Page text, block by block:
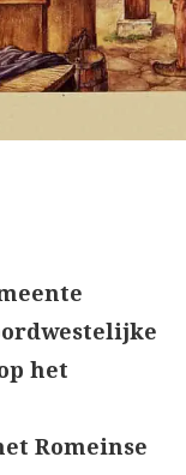
het
Romeinse